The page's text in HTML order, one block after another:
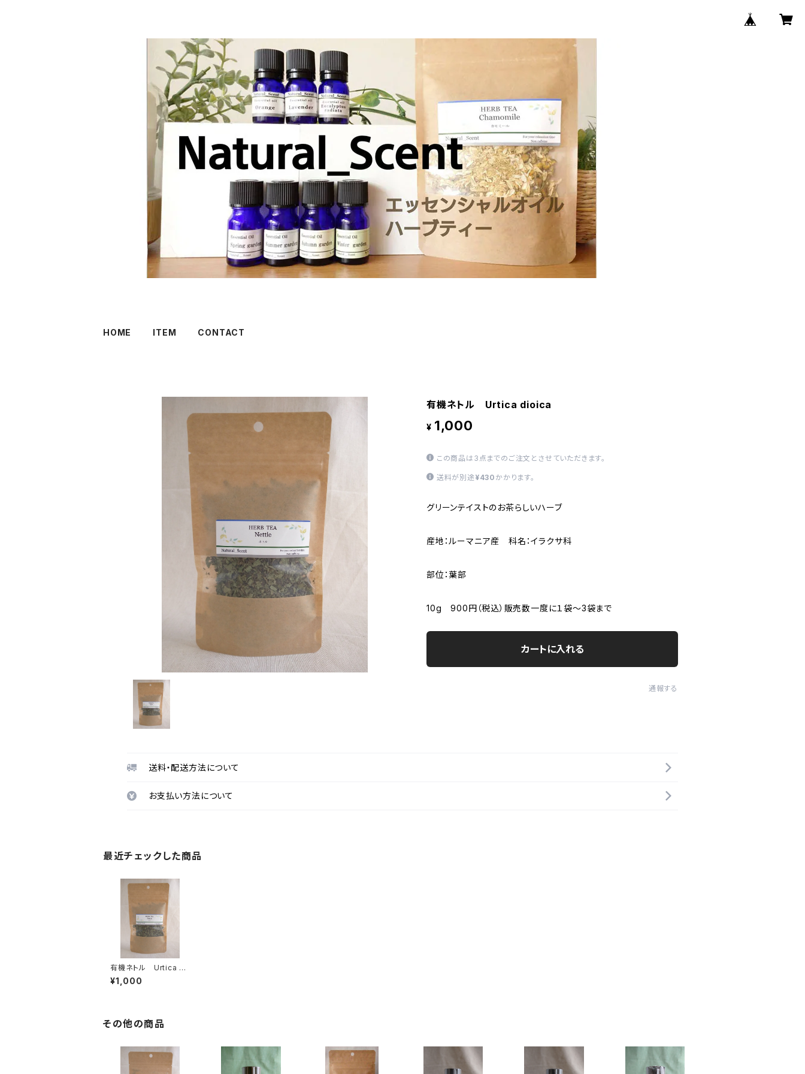
HOME ITEM CONTACT
有機ネトル Urtica dioica
¥ 1,000
この商品は3点までのご注文とさせていただきます。
送料が別途 ¥430 かかります。
グリーンテイストのお茶らしいハーブ
産地：ルーマニア産 科名：イラクサ科
部位：葉部
10g 900円（税込）販売数一度に１袋～3袋まで
カートに入れる
通報する
送料・配送方法について
お支払い方法について
最近チェックした商品
有機ネトル Urtica di
oica
¥1,000
その他の商品